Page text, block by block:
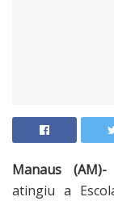
Manaus (AM)-
atingiu a